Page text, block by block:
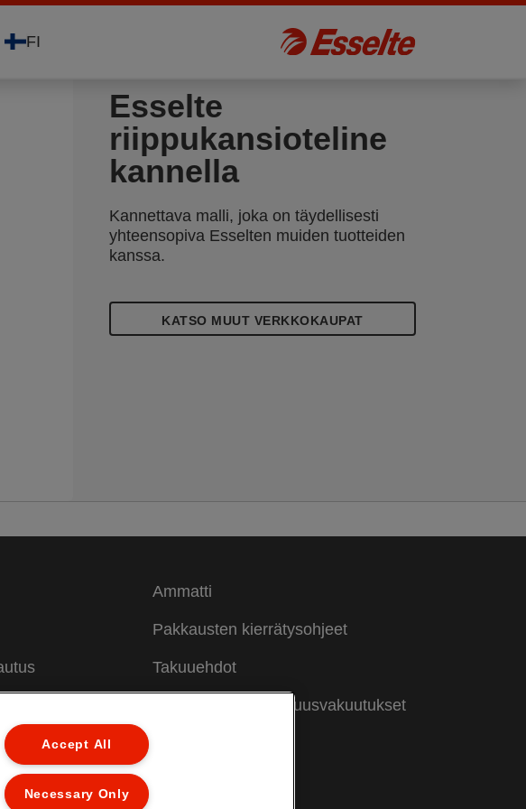
FI
Esselte
riippukansioteline
kannella
Kannettava malli, joka on täydellisesti
yhteensopiva Esselten muiden tuotteiden
kanssa.
KATSO MUUT VERKKOKAUPAT
Ammatti
Pakkausten kierrätysohjeet
Takuuehdot
Vaatimustenmukaisuusvakuutukset
Accept All
Necessary Only